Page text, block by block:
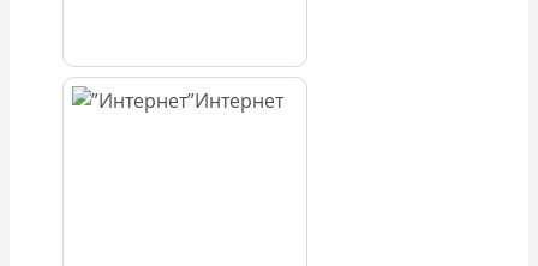
Интернет